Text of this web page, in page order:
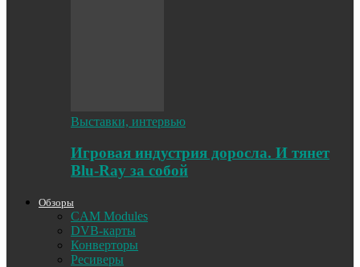
Выставки, интервью
Игровая индустрия доросла. И тянет
Blu-Ray за собой
Обзоры
CAM Modules
DVB-карты
Конверторы
Ресиверы